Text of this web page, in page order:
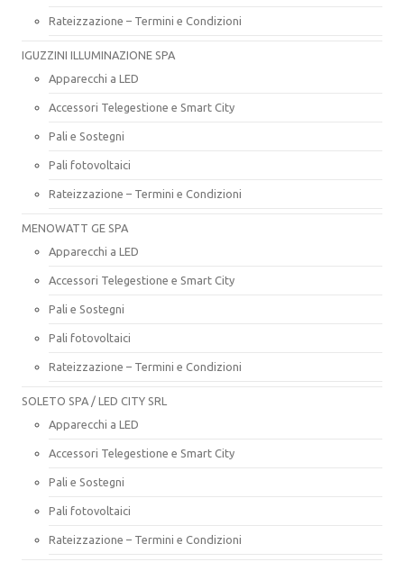
Rateizzazione – Termini e Condizioni
IGUZZINI ILLUMINAZIONE SPA
Apparecchi a LED
Accessori Telegestione e Smart City
Pali e Sostegni
Pali fotovoltaici
Rateizzazione – Termini e Condizioni
MENOWATT GE SPA
Apparecchi a LED
Accessori Telegestione e Smart City
Pali e Sostegni
Pali fotovoltaici
Rateizzazione – Termini e Condizioni
SOLETO SPA / LED CITY SRL
Apparecchi a LED
Accessori Telegestione e Smart City
Pali e Sostegni
Pali fotovoltaici
Rateizzazione – Termini e Condizioni